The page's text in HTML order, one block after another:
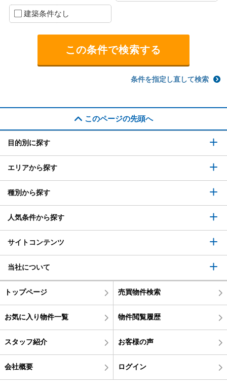
建築条件なし
条件を指定し直して検索
このページの先頭へ
目的別に探す
エリアから探す
種別から探す
人気条件から探す
サイトコンテンツ
当社について
トップページ 売買物件検索
お気に入り物件一覧 物件閲覧履歴
スタッフ紹介 お客様の声
会社概要 ログイン